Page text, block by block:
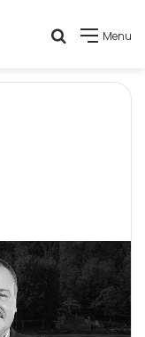
Menu
Caută